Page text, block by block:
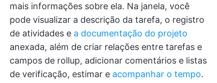
mais informações sobre ela. Na janela, você
pode visualizar a descrição da tarefa, o registro
de atividades e a documentação do projeto
anexada, além de criar relações entre tarefas e
campos de rollup, adicionar comentários e listas
de verificação, estimar e acompanhar o tempo.